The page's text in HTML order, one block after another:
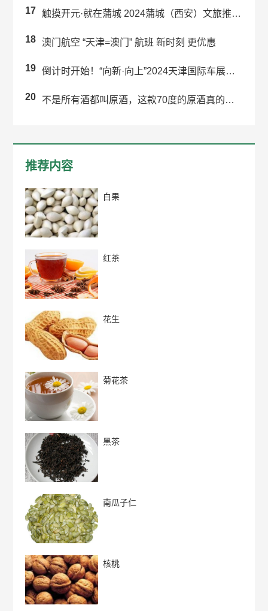
17 触摸开元·就在蒲城 2024蒲城（西安）文旅推介会成功举办
18 澳门航空 “天津=澳门” 航班 新时刻 更优惠
19 倒计时开始！“向新·向上”2024天津国际车展即将启幕！
20 不是所有酒都叫原酒，这款70度的原酒真的有那么好喝吗？
推荐内容
白果
红茶
花生
菊花茶
黑茶
南瓜子仁
核桃